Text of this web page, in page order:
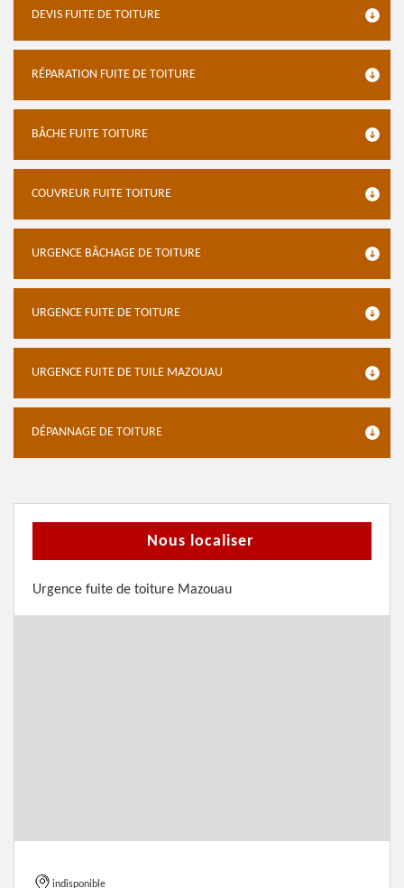
DEVIS FUITE DE TOITURE
RÉPARATION FUITE DE TOITURE
BÂCHE FUITE TOITURE
COUVREUR FUITE TOITURE
URGENCE BÂCHAGE DE TOITURE
URGENCE FUITE DE TOITURE
URGENCE FUITE DE TUILE MAZOUAU
DÉPANNAGE DE TOITURE
Nous localiser
Urgence fuite de toiture Mazouau
indisponible